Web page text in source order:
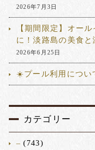
2026年7月3日
【期間限定】オー
に！淡路島の美食
2026年6月25日
☀️プール利用につい
カテゴリー
– (743)